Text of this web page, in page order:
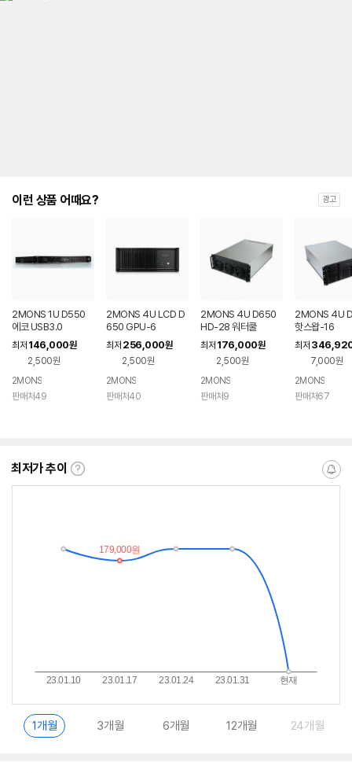
이런 상품 어때요? 광고
2MONS 1U D550
에코 USB3.0
최저 146,000원
2,500원
2MONS
판매처49
2MONS 4U LCD D
650 GPU-6
최저 256,000원
2,500원
2MONS
판매처40
2MONS 4U D650
HD-28 워터쿨
최저 176,000원
2,500원
2MONS
판매처9
2MONS 4U
핫스왑-16
최저
7,000원
2MONS
판매처67
최저가 추이
최
알
1개월 3개월 6개월 12개월 24개월